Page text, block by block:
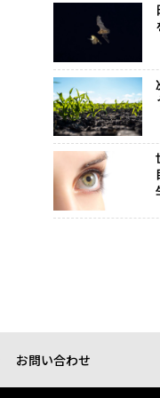
お問い合わせ